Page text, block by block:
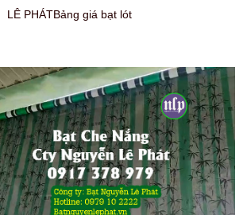
LÊ PHÁTBảng giá bạt lót